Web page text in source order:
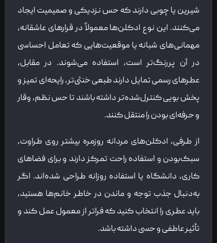
شیرین یا چوبی دارند که حس نزدیکی و صمیمیت ایجاد
می‌کنند. این نوع ادکلن‌ها معمولاً در قرارهای عاشقانه،
مهمانی‌های شبانه یا موقعیت‌هایی که تعامل احساسی
در آن پررنگ‌تر است، استفاده می‌شوند. در مقابل،
عطرهای رسمی تمایل دارند طبعی خنثی‌تر، رایحه‌ای تمیز و
پخش بویی کنترل‌شده‌تر داشته باشند تا حس نظم، وقار
و حرفه‌ای بودن را منتقل کنند.
از طرفی، ادکلن‌های مردانه روزمره بیشتر روی طراوت،
سبک‌بودن و استفاده راحت تمرکز دارند و برای فضاهای
کاری، دانشگاه یا استفاده روزانه طراحی شده‌اند. اگر
به‌دنبال جذب توجه و ماندن در خاطر خانم‌ها هستید،
باید عطری را انتخاب کنید که فراتر از معمول عمل کند و
تأثیر عاطفی و حسی داشته باشد.